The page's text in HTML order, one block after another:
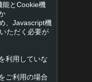
能とCookie機
、Javascript機
ただく必要が
利用していな
ご利用の場合